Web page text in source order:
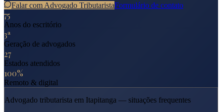
Falar com Advogado TributaristaFormulário de contato
75
Anos do escritório
3ª
Geração de advogados
27
Estados atendidos
100%
Remoto & digital
Advogado tributarista em Itapitanga — situações frequentes